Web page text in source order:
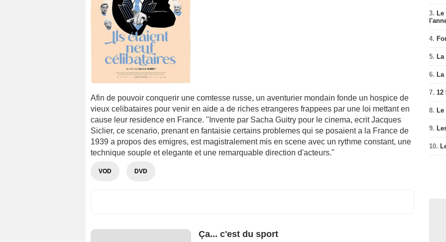
Afin de pouvoir conquerir une comtesse russe, un aventurier mondain fonde un hospice de
vieux celibataires pour venir en aide a de riches etrangeres frappees par une loi mettant en
cause leur residence en France. "Invente par Sacha Guitry pour le cinema, ecrit Jacques
Siclier, ce scenario, prenant en fantaisie certains problemes qui se posaient a la France de
1939 a propos des emigres, est magistralement mis en scene avec un rythme constant, une
technique souple et elegante et une remarquable direction d'acteurs."
VOD DVD
Ça... c'est du sport
3.
4.
5.
6.
7. 12
8.
9.
10.